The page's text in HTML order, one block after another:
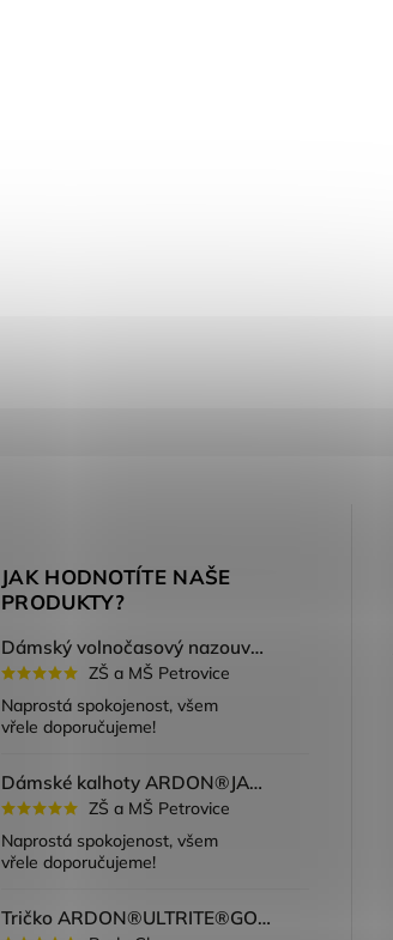
JAK HODNOTÍTE NAŠE
PRODUKTY?
Dámský volnočasový nazouvák ARDON®JUNO - růžová
ZŠ a MŠ Petrovice
Naprostá spokojenost, všem
vřele doporučujeme!
Dámské kalhoty ARDON®JASVENA šedá
ZŠ a MŠ Petrovice
Naprostá spokojenost, všem
vřele doporučujeme!
Tričko ARDON®ULTRITE®GO! dámské růžová